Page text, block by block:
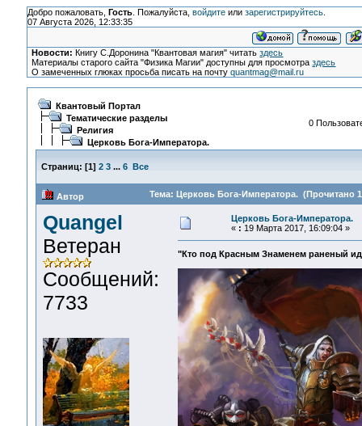
Добро пожаловать, Гость. Пожалуйста, войдитеили зарегистрируйтесь.
07 Августа 2026, 12:33:35
Новости: Книгу С.Доронина "Квантовая магия" читатьздесь
Материалы старого сайта "Физика Магии" доступны для просмотраздесь
О замеченных глюках просьба писать на почтуquantmag@mail.ru
Квантовый Портал
Тематические разделы
Религия
Церковь Бога-Императора.
0
Страниц: [1] 2 3 ... 6 Все
Автор Тема: Церковь Бога-Императора. (Прочитано
Quangel
Ветеран
Сообщений:
7733
Церковь Бога-Императора.
« : 19 Марта 2017, 16:09:04 »
"Кто под Красным Знаменем раненый